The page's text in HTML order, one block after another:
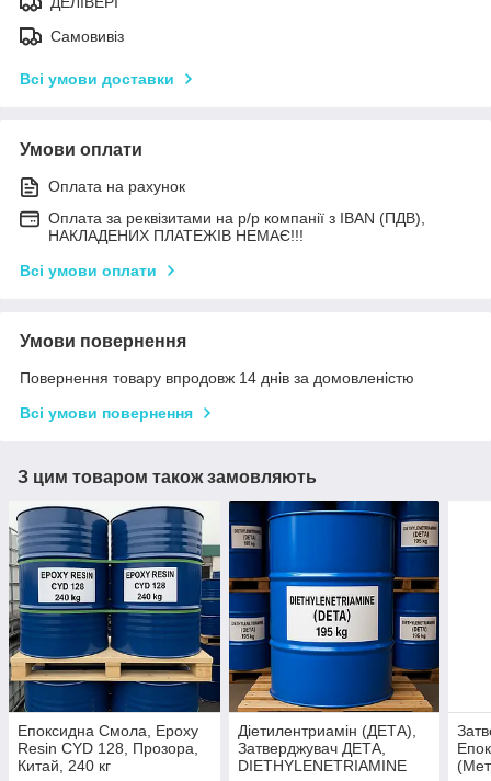
Самовивіз
Всі умови доставки
Умови оплати
Оплата на рахунок
Оплата за реквізитами на р/р компанії з IBAN (ПДВ),
НАКЛАДЕНИХ ПЛАТЕЖІВ НЕМАЄ!!!
Всі умови оплати
Умови повернення
Повернення товару впродовж 14 днів за домовленістю
Всі умови повернення
З цим товаром також замовляють
Епоксидна Смола, Epoxy
Resin CYD 128, Прозора,
Китай, 240 кг
Діетилентриамін (ДЕТА),
Затверджувач ДЕТА,
DIETHYLENETRIAMINE